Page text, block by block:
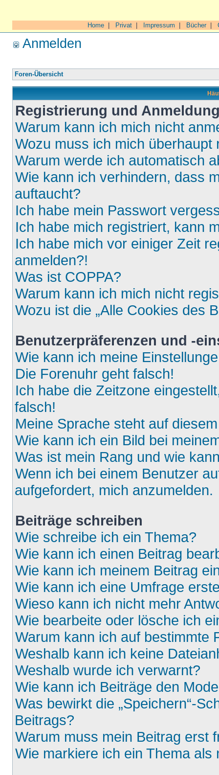
Home Privat Impressum Bücher|
Anmelden
Foren-Übersicht
Registrierung und
Warum kann ich mich nicht
Wozu muss ich mich überhaupt
Warum werde ich automatisch
Wie kann ich verhindern, dass
auftaucht?
Ich habe mein Passwort
Ich habe mich registriert, kann
Ich habe mich vor einiger Zeit
anmelden?!
Was ist COPPA?
Warum kann ich mich nicht
Wozu ist die „Alle Cookies des
Benutzerpräferenzen und -
Wie kann ich meine
Die Forenuhr geht falsch!
Ich habe die Zeitzone
falsch!
Meine Sprache steht auf
Wie kann ich ein Bild bei
Was ist mein Rang und wie
Wenn ich bei einem Benutzer
aufgefordert, mich anzumelden.
Beiträge schreiben
Wie schreibe ich ein Thema?
Wie kann ich einen Beitrag
Wie kann ich meinem Beitrag
Wie kann ich eine Umfrage
Wieso kann ich nicht mehr
Wie bearbeite oder lösche ich
Warum kann ich auf bestimmte
Weshalb kann ich keine
Weshalb wurde ich verwarnt?
Wie kann ich Beiträge den
Was bewirkt die „Speichern“-
Beitrags?
Warum muss mein Beitrag erst
Wie markiere ich ein Thema als